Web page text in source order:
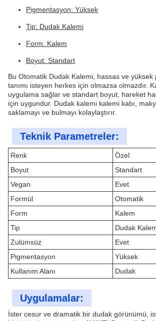
Pigmentasyon: Yüksek
Tip: Dudak Kalemi
Form: Kalem
Boyut: Standart
Bu Otomatik Dudak Kalemi, hassas ve yüksek
tanımı isteyen herkes için olmazsa olmazdır.
uygulama sağlar ve standart boyut, hareket
için uygundur. Dudak kalemi kalemi kabı,
saklamayı ve bulmayı kolaylaştırır.
Teknik Parametreler:
Renk
Özel
Boyut
Standart
Vegan
Evet
Formül
Otomatik
Form
Kalem
Tip
Dudak
Zulümsüz
Evet
Pigmentasyon
Yüksek
Kullanım Alanı
Dudak
Uygulamalar:
İster cesur ve dramatik bir dudak görünümü,